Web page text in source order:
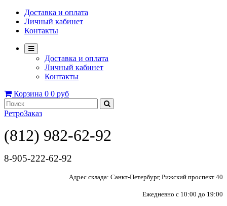
Доставка и оплата
Личный кабинет
Контакты
Доставка и оплата
Личный кабинет
Контакты
Корзина 0 0 руб
РетроЗаказ
(812) 982-62-92
8-905-222-62-92
Адрес склада: Санкт-Петербург, Рижский проспект 40
Ежедневно с 10:00 до 19:00